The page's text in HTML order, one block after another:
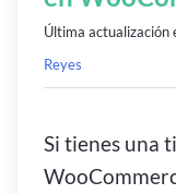
Última actualización
Reyes
Si tienes una